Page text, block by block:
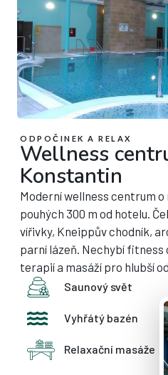
ODPOČINEK A RELAX
Wellness
Konstantin
Moderní wellness centrum o
pouhých 300 m od hotelu.
vířivky, Kneippův chodník,
parní lázeň. Nechybí fitness
terapií a masáží pro hlubší
Saunový svět
Vyhřátý bazén
Relaxační masáže